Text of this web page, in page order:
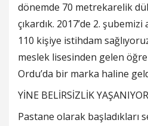
dönemde 70 metrekarelik
çıkardık. 2017’de 2.
110 kişiye istihdam
meslek lisesinden gelen
Ordu’da bir marka haline
YİNE BELİRSİZLİK YAŞANIYOR
Pastane olarak başladıkları